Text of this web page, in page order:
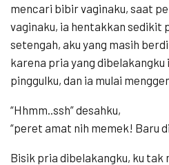
mencari bibir vaginaku, saat
vaginaku, ia hentakkan sedikit
setengah, aku yang masih
karena pria yang dibelakangku
pinggulku, dan ia mulai
“Hhmm..ssh” desahku,
“peret amat nih memek! Baru
Bisik pria dibelakangku, ku tak